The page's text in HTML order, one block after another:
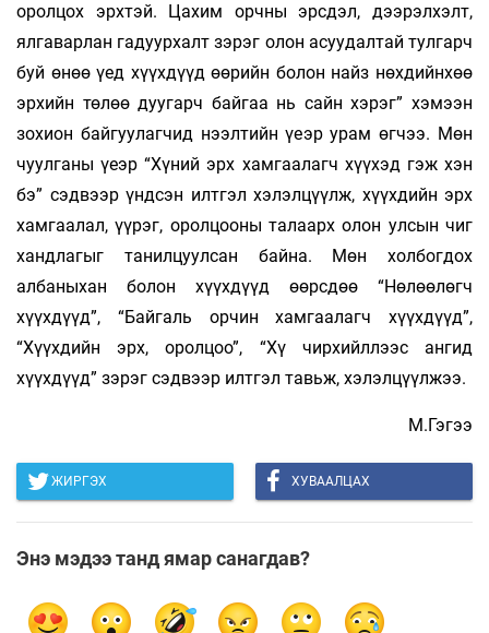
оролцох эрхтэй. Цахим орчны эрсдэл, дээрэлхэлт,
ялгаварлан гадуурхалт зэрэг олон асуудалтай тулгарч
буй өнөө үед хүүхдүүд өөрийн болон найз нөхдийнхөө
эрхийн төлөө дуугарч байгаа нь сайн хэрэг” хэмээн
зохион байгуулагчид нээлтийн үеэр урам өгчээ. Мөн
чуулганы үеэр “Хүний эрх хамгаалагч хүүхэд гэж хэн
бэ” сэдвээр үндсэн илтгэл хэ­лэлцүүлж, хүүхдийн эрх
хамгаалал, үүрэг, оролцооны талаарх олон улсын чиг
хандлагыг танилцуулсан байна. Мөн холбогдох
албаныхан болон хүүхдүүд өөрсдөө “Нөлөөлөгч
хүүхдүүд”, “Байгаль орчин хамгаалагч хүүхдүүд”,
“Хүүхдийн эрх, оролцоо”, “Хү­ чирхийллээс ангид
хүүхдүүд” зэрэг сэдвээр илтгэл тавьж, хэлэлцүүлжээ.
М.Гэгээ
ЖИРГЭХ ХУВААЛЦАХ
Энэ мэдээ танд ямар санагдав?